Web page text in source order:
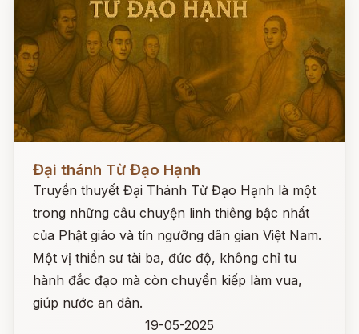
Đại thánh Từ Đạo Hạnh
Truyền thuyết Đại Thánh Từ Đạo Hạnh là một
trong những câu chuyện linh thiêng bậc nhất
của Phật giáo và tín ngưỡng dân gian Việt Nam.
Một vị thiền sư tài ba, đức độ, không chỉ tu
hành đắc đạo mà còn chuyển kiếp làm vua,
giúp nước an dân.
19-05-2025